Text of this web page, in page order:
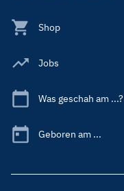
Shop
Jobs
Was geschah am ...?
Geboren am ...